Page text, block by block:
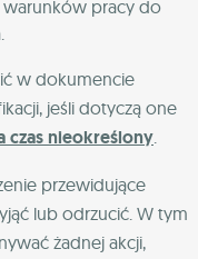
pracy do
w dokumencie
jeśli dotyczą one
czas nieokreślony.
przewidujące
lub odrzucić. W tym
żadnej akcji,